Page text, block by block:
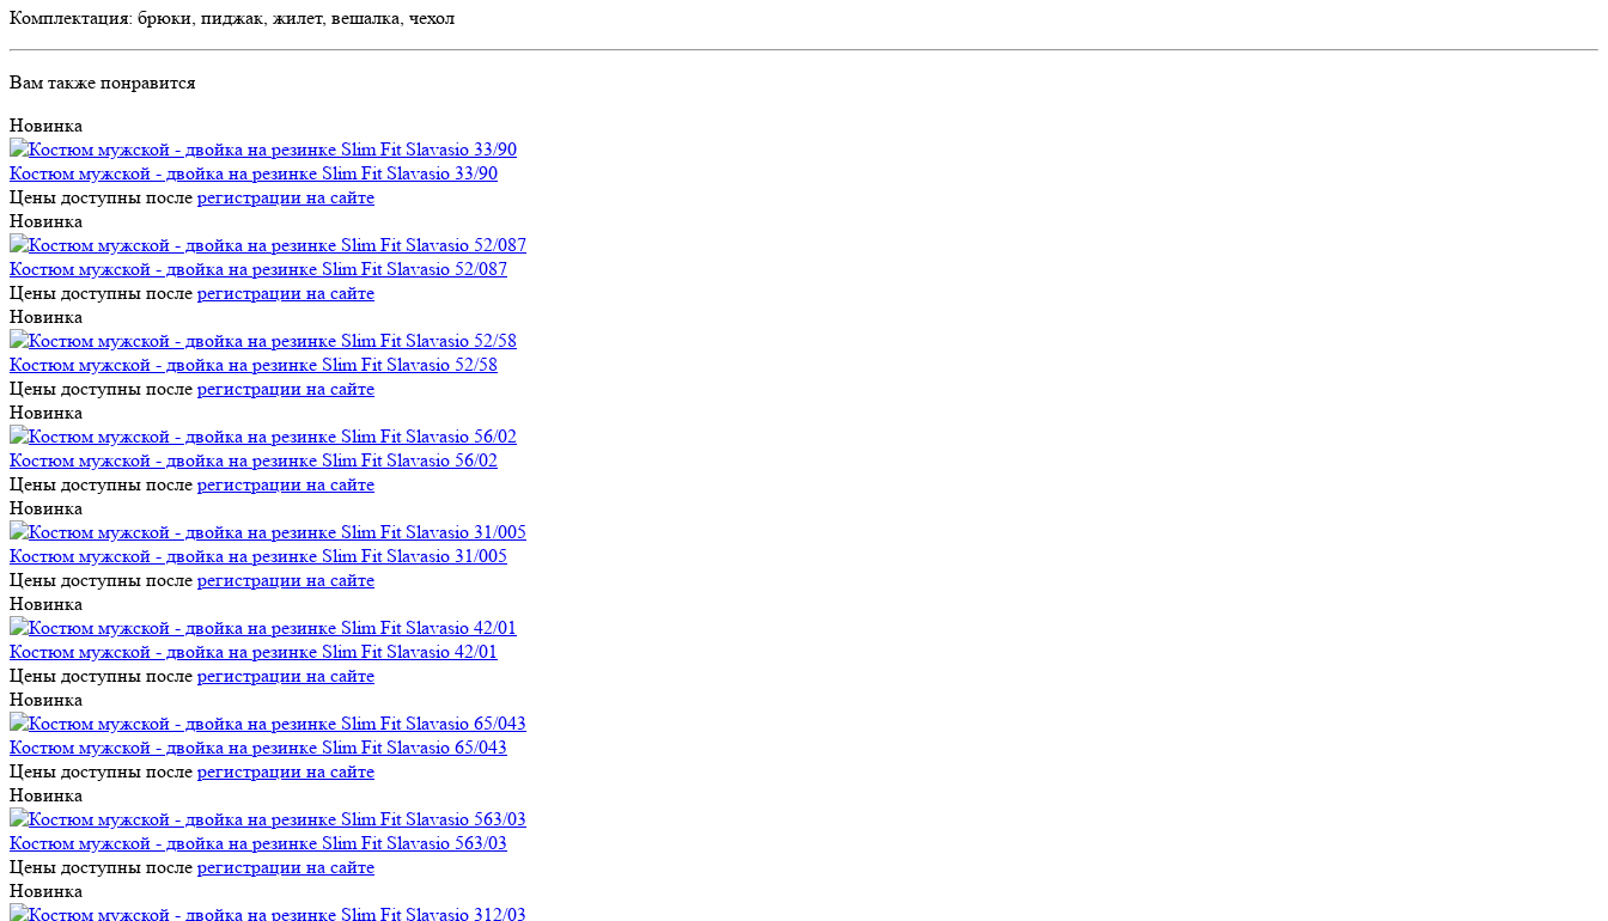
Комплектация: брюки, пиджак, жилет, вешалка, чехол
Вам также понравится
Новинка
Костюм мужской - двойка на резинке Slim Fit Slavasio 33/90
Цены доступны после регистрации на сайте
Новинка
Костюм мужской - двойка на резинке Slim Fit Slavasio 52/087
Цены доступны после регистрации на сайте
Новинка
Костюм мужской - двойка на резинке Slim Fit Slavasio 52/58
Цены доступны после регистрации на сайте
Новинка
Костюм мужской - двойка на резинке Slim Fit Slavasio 56/02
Цены доступны после регистрации на сайте
Новинка
Костюм мужской - двойка на резинке Slim Fit Slavasio 31/005
Цены доступны после регистрации на сайте
Новинка
Костюм мужской - двойка на резинке Slim Fit Slavasio 42/01
Цены доступны после регистрации на сайте
Новинка
Костюм мужской - двойка на резинке Slim Fit Slavasio 65/043
Цены доступны после регистрации на сайте
Новинка
Костюм мужской - двойка на резинке Slim Fit Slavasio 563/03
Цены доступны после регистрации на сайте
Новинка